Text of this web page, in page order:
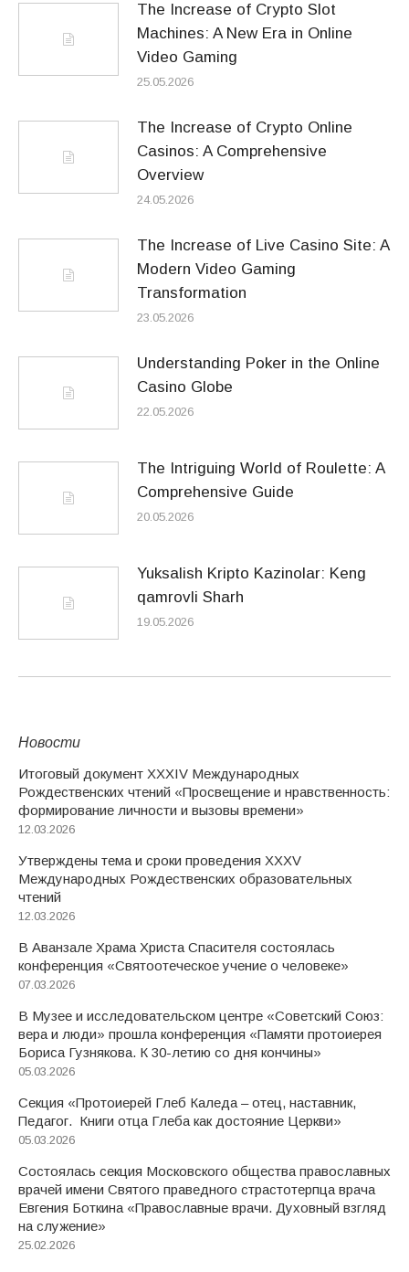
The Increase of Crypto Slot
Machines: A New Era in Online
Video Gaming
25.05.2026
The Increase of Crypto Online
Casinos: A Comprehensive
Overview
24.05.2026
The Increase of Live Casino Site: A
Modern Video Gaming
Transformation
23.05.2026
Understanding Poker in the Online
Casino Globe
22.05.2026
The Intriguing World of Roulette: A
Comprehensive Guide
20.05.2026
Yuksalish Kripto Kazinolar: Keng
qamrovli Sharh
19.05.2026
Новости
Итоговый документ XXХIV Международных
Рождественских чтений «Просвещение и нравственность:
формирование личности и вызовы времени»
12.03.2026
Утверждены тема и сроки проведения XXXV
Международных Рождественских образовательных
чтений
12.03.2026
В Аванзале Храма Христа Спасителя состоялась
конференция «Святоотеческое учение о человеке»
07.03.2026
В Музее и исследовательском центре «Советский Союз:
вера и люди» прошла конференция «Памяти протоиерея
Бориса Гузнякова. К 30-летию со дня кончины»
05.03.2026
Секция «Протоиерей Глеб Каледа – отец, наставник,
Педагог. Книги отца Глеба как достояние Церкви»
05.03.2026
Состоялась секция Московского общества православных
врачей имени Святого праведного страстотерпца врача
Евгения Боткина «Православные врачи. Духовный взгляд
на служение»
25.02.2026